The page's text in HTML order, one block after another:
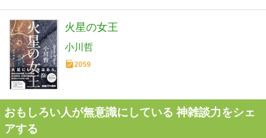
火星の女王
小川哲
2059
おもしろい人が無意識にしている 神雑談力をシェ
アする